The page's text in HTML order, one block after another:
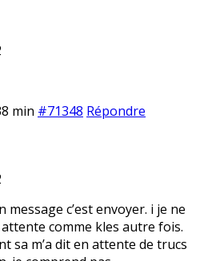
min #71348 Répondre
message c’est envoyer. i je ne
comme kles autre fois.
sa m’a dit en attente de trucs